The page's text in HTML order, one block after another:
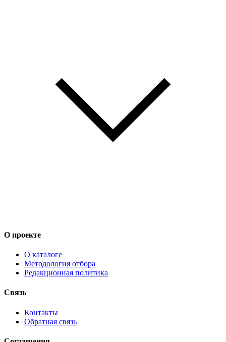
О проекте
О каталоге
Методология отбора
Редакционная политика
Связь
Контакты
Обратная связь